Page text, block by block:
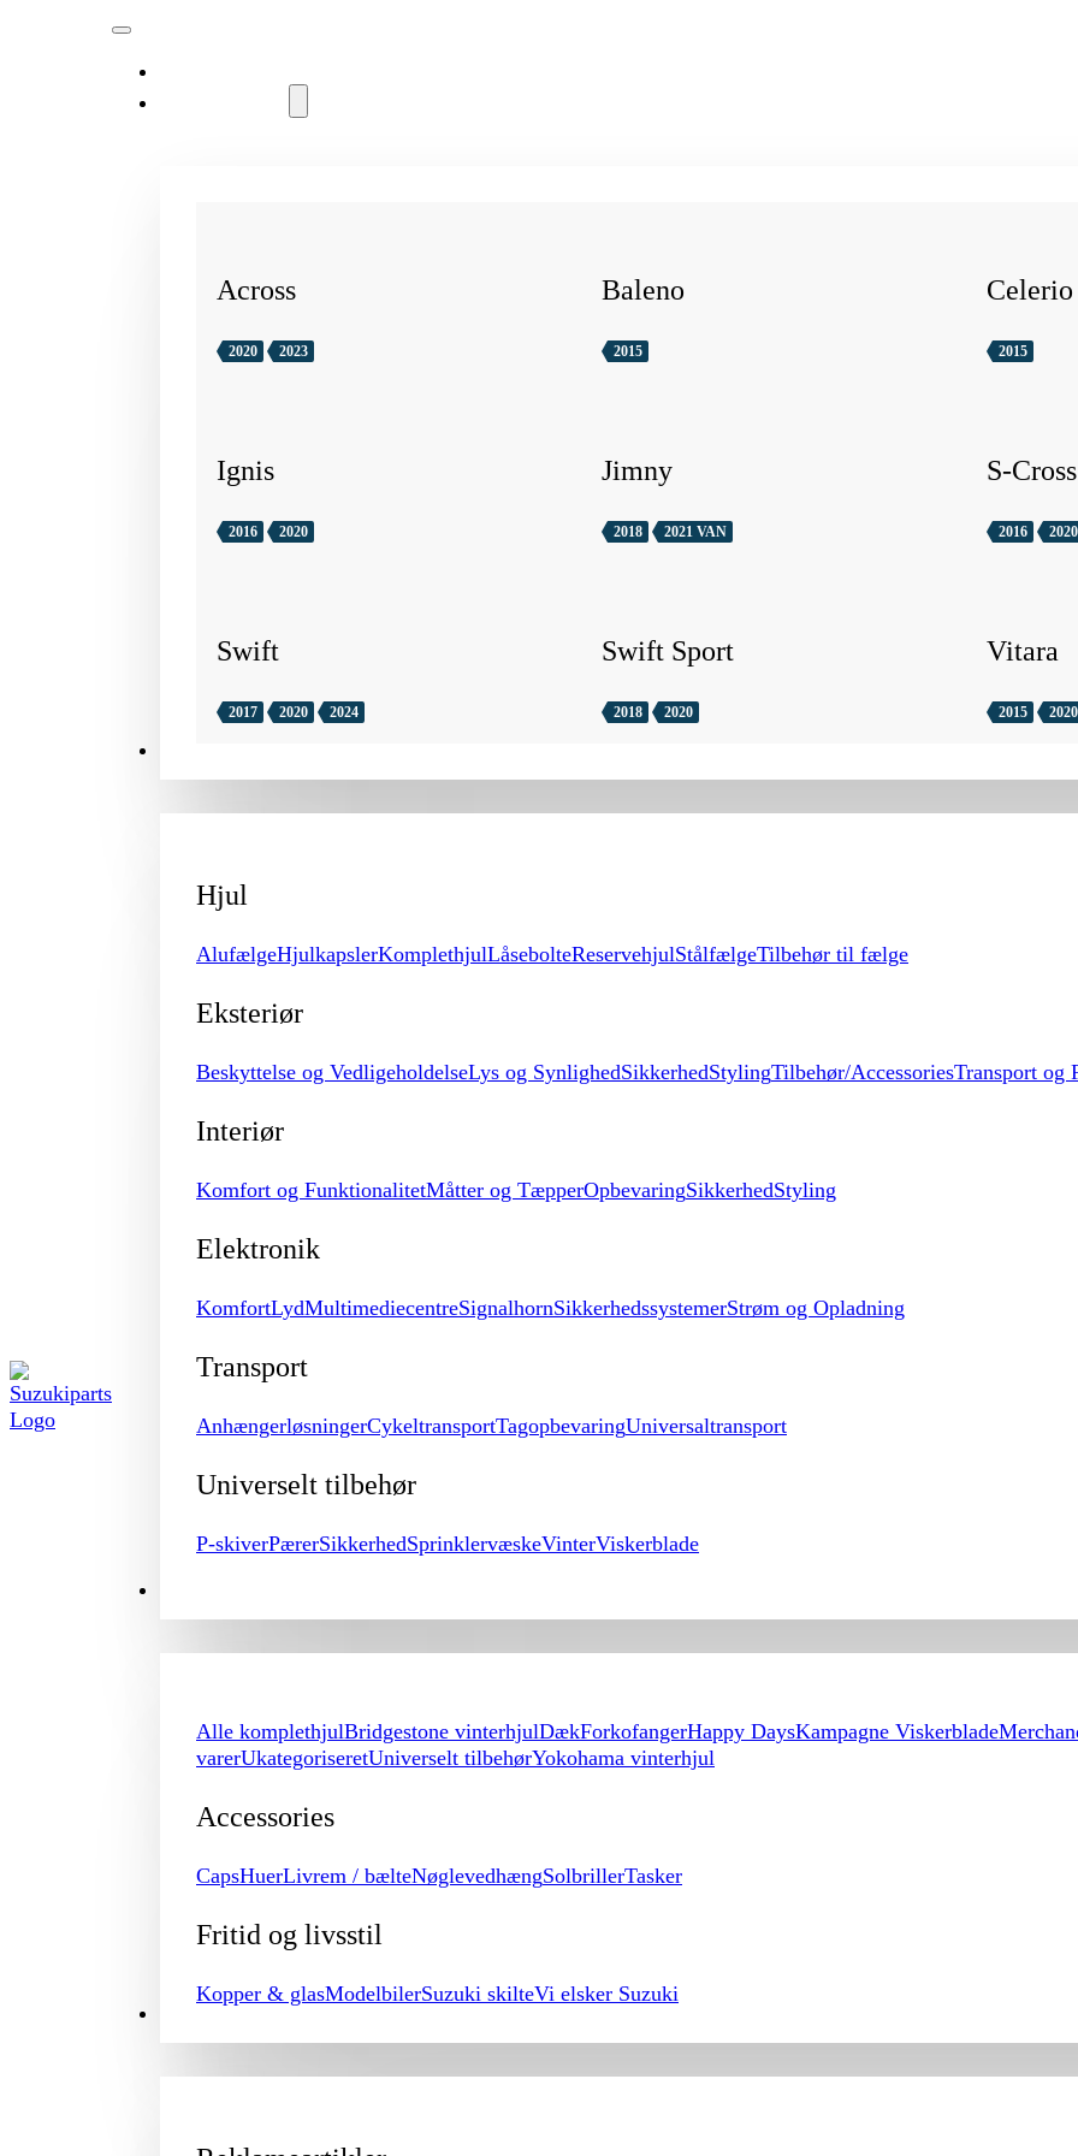
Across
2020 2023
Baleno
2015
Celerio
2015
Ignis
2016 2020
Jimny
2018 2021 VAN
S-Cross
2016 2020
Swift
2017 2020 2024
Swift Sport
2018 2020
Vitara
2015 2020
Hjul
AlufælgeHjulkapslerKomplethjulLåsebolteReservehjulStålfælgeTilbehør til fælge
Eksteriør
Beskyttelse og VedligeholdelseLys og SynlighedSikkerhedStylingTilbehør/AccessoriesTransport og
Interiør
Komfort og FunktionalitetMåtter og TæpperOpbevaringSikkerhedStyling
Elektronik
KomfortLydMultimediecentreSignalhornSikkerhedssystemerStrøm og Opladning
Transport
AnhængerløsningerCykeltransportTagopbevaringUniversaltransport
Universelt tilbehør
P-skiverPærerSikkerhedSprinklervæskeVinterViskerblade
Alle komplethjulBridgestone vinterhjulDækForkofangerHappy DaysKampagne Viskerblade
varerUkategoriseretUniverselt tilbehørYokohama vinterhjul
Accessories
CapsHuerLivrem / bælteNøglevedhængSolbrillerTasker
Fritid og livsstil
Kopper & glasModelbilerSuzuki skilteVi elsker Suzuki
PROMOTION